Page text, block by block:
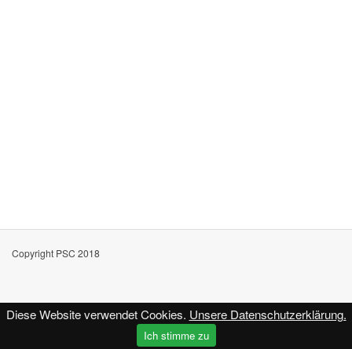
Copyright PSC 2018
Kontakt Impressum Datenschutz
Diese Website verwendet Cookies. Unsere Datenschutzerklärung.
Ich stimme zu